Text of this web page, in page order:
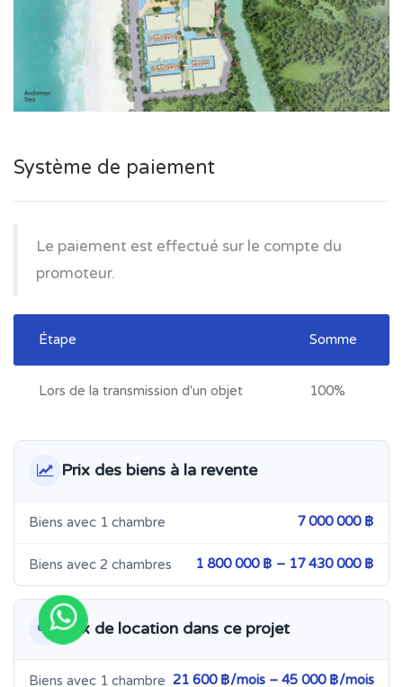
Système de paiement
Le paiement est effectué sur le compte du
promoteur.
Étape Somme
Lors de la transmission d'un objet 100%
Prix des biens à la revente
Biens avec 1 chambre 7 000 000 ฿
Biens avec 2 chambres 1 800 000 ฿ – 17 430 000 ฿
Prix de location dans ce projet
Biens avec 1 chambre 21 600 ฿/mois – 45 000 ฿/mois